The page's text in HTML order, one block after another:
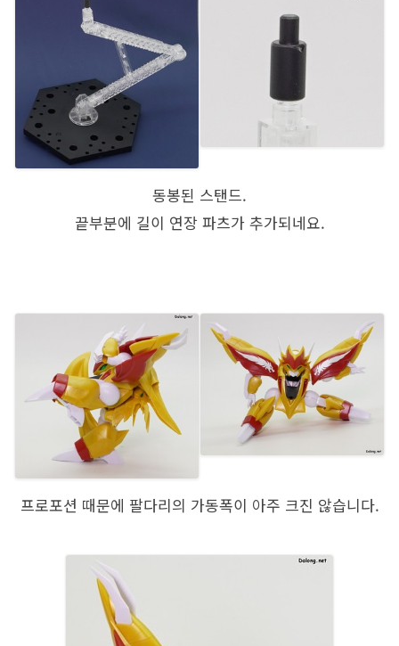
동봉된 스탠드.
끝부분에 길이 연장 파츠가 추가되네요.
프로포션 때문에 팔다리의 가동폭이 아주 크진 않습니다.